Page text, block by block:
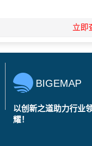
立即
BIGEMAP
以创新之道助力行业
耀！